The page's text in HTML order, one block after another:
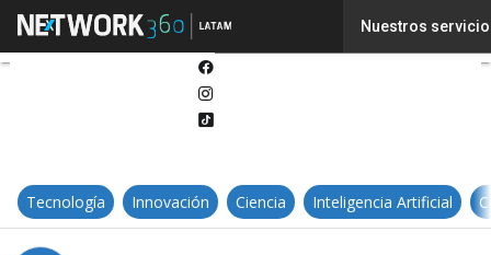
Nuestros
Tecnología Innovación Ciencia Inteligencia Artificial